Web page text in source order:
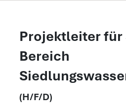
Projektleiter für
Bereich
(H/F/D)